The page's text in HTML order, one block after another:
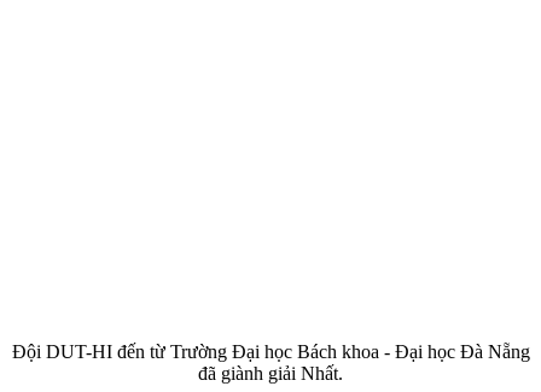
Đội DUT-HI đến từ Trường Đại học Bách khoa - Đại học Đà Nẵng
đã giành giải Nhất.